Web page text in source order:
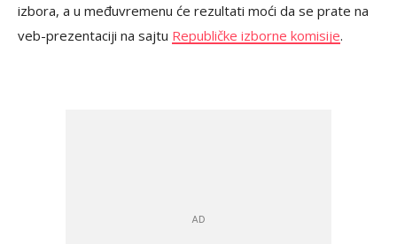
izbora, a u međuvremenu će rezultati moći da se prate na
veb-prezentaciji na sajtu Republičke izborne komisije.